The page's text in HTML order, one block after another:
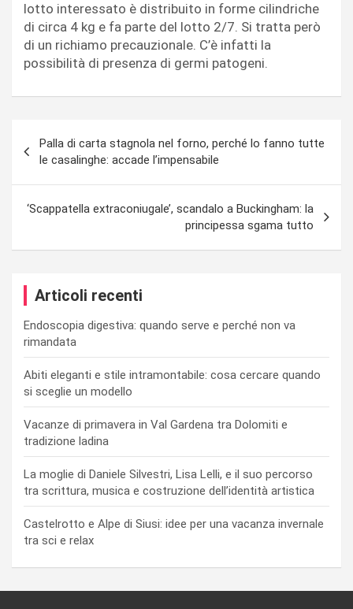
lotto interessato è distribuito in forme cilindriche
di circa 4 kg e fa parte del lotto 2/7. Si tratta però
di un richiamo precauzionale. C’è infatti la
possibilità di presenza di germi patogeni.
articoli
Palla di carta stagnola nel forno, perché lo fanno tutte
le casalinghe: accade l’impensabile
‘Scappatella extraconiugale’, scandalo a Buckingham: la
principessa sgama tutto
Articoli recenti
Endoscopia digestiva: quando serve e perché non va
rimandata
Abiti eleganti e stile intramontabile: cosa cercare quando
si sceglie un modello
Vacanze di primavera in Val Gardena tra Dolomiti e
tradizione ladina
La moglie di Daniele Silvestri, Lisa Lelli, e il suo percorso
tra scrittura, musica e costruzione dell’identità artistica
Castelrotto e Alpe di Siusi: idee per una vacanza invernale
tra sci e relax